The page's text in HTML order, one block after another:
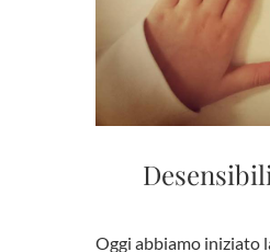
Oggi abbiamo iniziato